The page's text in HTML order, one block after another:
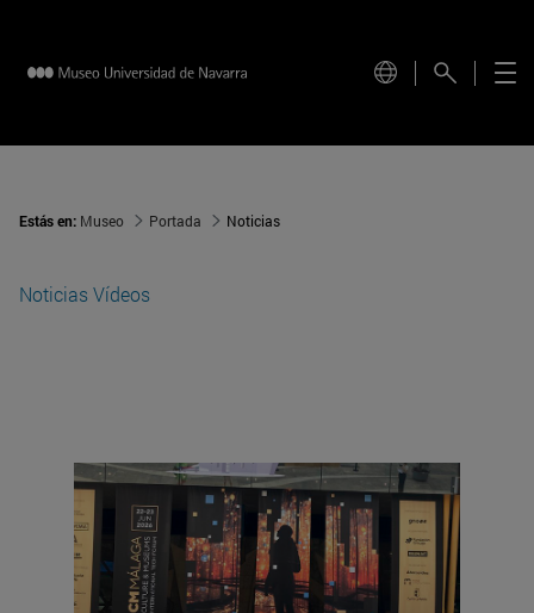
Estás en: Museo Portada Noticias
Noticias Vídeos